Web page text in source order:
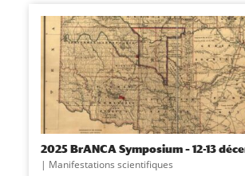
2025 BrANCA Symposium – 12-13
Manifestations scientifiques